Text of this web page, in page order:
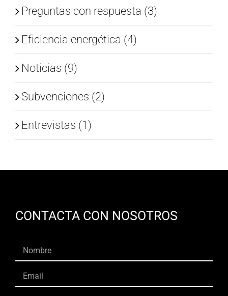
Preguntas con respuesta (3)
Eficiencia energética (4)
Noticias (9)
Subvenciones (2)
Entrevistas (1)
CONTACTA CON NOSOTROS